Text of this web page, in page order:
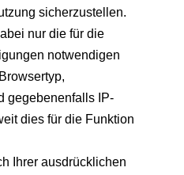
sicherzustellen.
nur die für die
notwendigen
gegebenenfalls IP-
dies für die Funktion
Ihrer ausdrücklichen